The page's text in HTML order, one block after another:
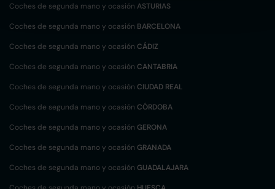
Coches de segunda mano y ocasión ASTURIAS
Coches de segunda mano y ocasión BARCELONA
Coches de segunda mano y ocasión CÁDIZ
Coches de segunda mano y ocasión CANTABRIA
Coches de segunda mano y ocasión CIUDAD REAL
Coches de segunda mano y ocasión CÓRDOBA
Coches de segunda mano y ocasión GERONA
Coches de segunda mano y ocasión GRANADA
Coches de segunda mano y ocasión GUADALAJARA